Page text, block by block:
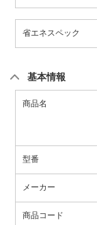
省エネスペック
基本情報
商品名
型番
メーカー
商品コード